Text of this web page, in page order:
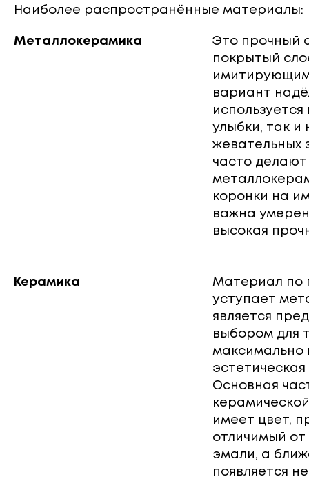
Наиболее распространённые материалы:
Металлокерамика
Это прочный
покрытый
вариант
используется
улыбки, так и
жевательных
часто делают
коронки на
важна
высокая
Керамика
Материал по
уступает
является
выбором для
максимально
эстетическая
Основная
имеет цвет,
отличимый
эмали, а
появляется